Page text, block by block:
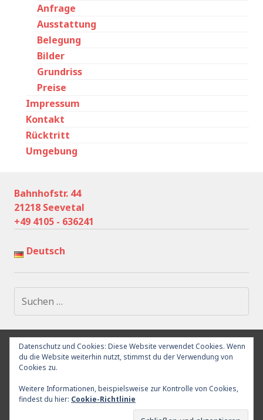
Anfrage
Ausstattung
Belegung
Bilder
Grundriss
Preise
Impressum
Kontakt
Rücktritt
Umgebung
Bahnhofstr. 44
21218 Seevetal
+49 4105 - 636241
Deutsch
nach:
IMPRESSUM DATENSCHUTZ UMGEBUNG
RÜCKTRITT
KONTAKT
Proudly powered by WordPress |Theme: Goran by
Datenschutz und Cookies: Diese Website verwendet Cookies. Wenn
du die Website weiterhin nutzt, stimmst du der Verwendung von
Cookies zu.
Weitere Informationen, beispielsweise zur Kontrolle von Cookies,
findest du hier: Cookie-Richtlinie